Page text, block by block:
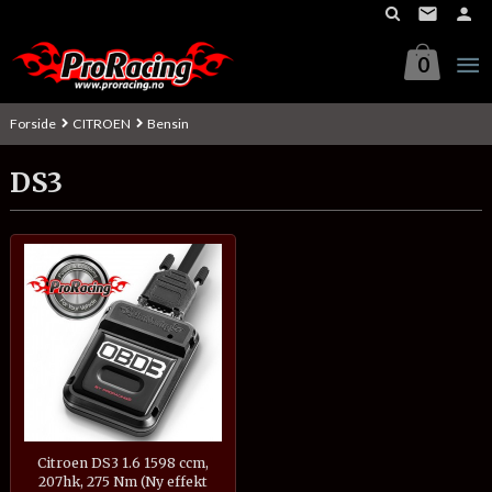
innholdet
0
Forside CITROEN Bensin
DS3
Citroen DS3 1.6 1598 ccm,
207hk, 275 Nm (Ny effekt